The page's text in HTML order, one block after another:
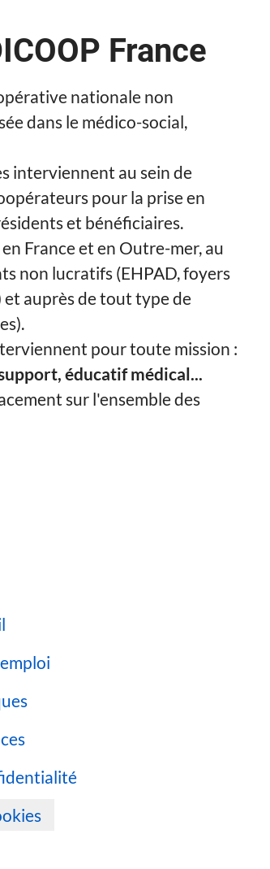
France
nationale non
dans le médico-social,
interviennent au sein de
pour la prise en
et bénéficiaires.
France et en Outre-mer, au
non lucratifs (EHPAD, foyers
et auprès de tout type de
pour toute mission :
éducatif médical...
sur l'ensemble des